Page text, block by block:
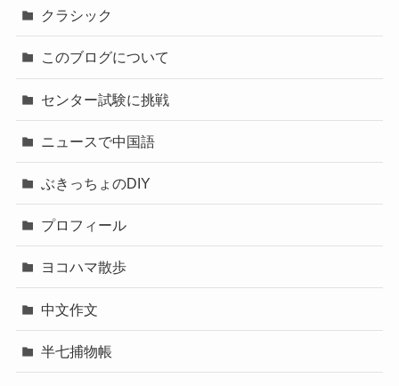
クラシック
このブログについて
センター試験に挑戦
ニュースで中国語
ぶきっちょのDIY
プロフィール
ヨコハマ散歩
中文作文
半七捕物帳